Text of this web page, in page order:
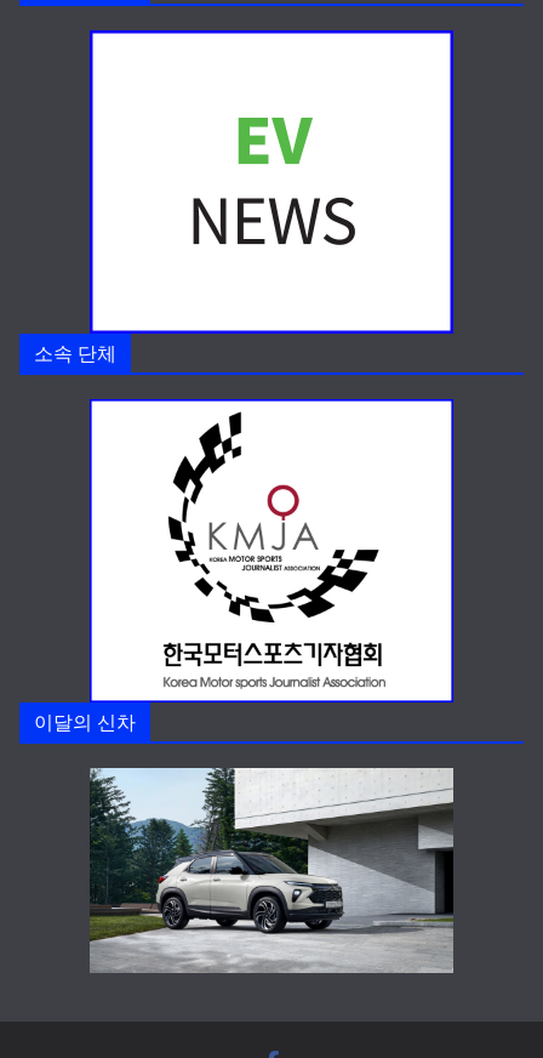
소속 단체
이달의 신차